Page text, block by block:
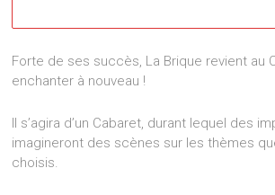
Forte de ses succès, La Brique revient au
enchanter à nouveau !
Il s’agira d’un Cabaret, durant lequel des
imagineront des scènes sur les thèmes
choisis.
144 avenue de Muret - Toulouse
Événements